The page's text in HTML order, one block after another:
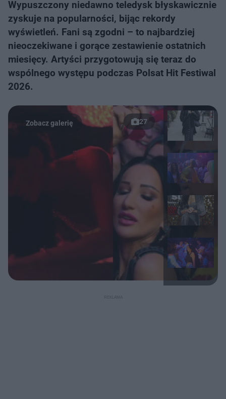
Wypuszczony niedawno teledysk błyskawicznie
zyskuje na popularności, bijąc rekordy
wyświetleń. Fani są zgodni – to najbardziej
nieoczekiwane i gorące zestawienie ostatnich
miesięcy. Artyści przygotowują się teraz do
wspólnego występu podczas Polsat Hit Festiwal
2026.
27